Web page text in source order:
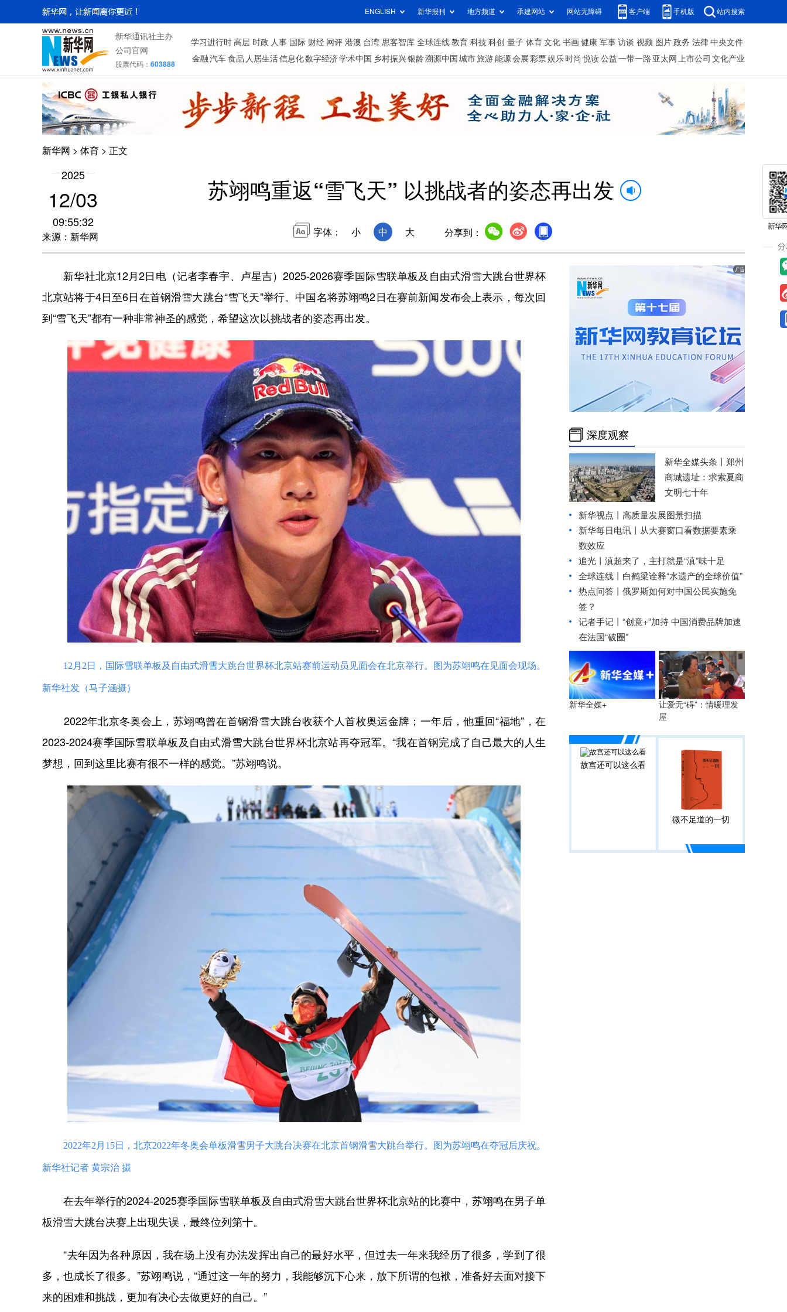
ENGLISH 新华报刊 地方频道 承建网站 网站无障碍 客户端 手机版 站内搜索
新华通讯社主办
公司官网
股票代码： 603888
学习进行时 高层 时政 人事 国际 财经 网评 港澳 台湾 思客智库 全球连线 教育 科技 科创 量子 体育 文化 书画 健康 军事 访谈 视频 图片 政务 法律 中央文件
金融 汽车 食品 人居生活信息化数字经济学术中国 乡村振兴银龄溯源中国 城市旅游 能源 会展 彩票娱乐 时尚 悦读 公益 一带一路 亚太网 上市公司 文化产业
新华网 > 体育 > 正文
2025
12/03
09:55:32
来源：新华网
苏翊鸣重返“雪飞天” 以挑战者的姿态再出发
字体： 小 中 大 分享到：
新华社北京12月2日电（记者李春宇、卢星吉）2025-2026赛季国际雪联单板及自由式滑雪大跳台世界杯
北京站将于4日至6日在首钢滑雪大跳台“雪飞天”举行。中国名将苏翊鸣2日在赛前新闻发布会上表示，每次回
到“雪飞天”都有一种非常神圣的感觉，希望这次以挑战者的姿态再出发。
12月2日，国际雪联单板及自由式滑雪大跳台世界杯北京站赛前运动员见面会在北京举行。图为苏翊鸣在见面会现场。
新华社发（马子涵摄）
2022年北京冬奥会上，苏翊鸣曾在首钢滑雪大跳台收获个人首枚奥运金牌；一年后，他重回“福地”，在
2023-2024赛季国际雪联单板及自由式滑雪大跳台世界杯北京站再夺冠军。“我在首钢完成了自己最大的人生
梦想，回到这里比赛有很不一样的感觉。”苏翊鸣说。
2022年2月15日，北京2022年冬奥会单板滑雪男子大跳台决赛在北京首钢滑雪大跳台举行。图为苏翊鸣在夺冠后庆祝。
新华社记者 黄宗治 摄
在去年举行的2024-2025赛季国际雪联单板及自由式滑雪大跳台世界杯北京站的比赛中，苏翊鸣在男子单
板滑雪大跳台决赛上出现失误，最终位列第十。
“去年因为各种原因，我在场上没有办法发挥出自己的最好水平，但过去一年来我经历了很多，学到了很
多，也成长了很多。”苏翊鸣说，“通过这一年的努力，我能够沉下心来，放下所谓的包袱，准备好去面对接下
来的困难和挑战，更加有决心去做更好的自己。”
深度观察
新华全媒头条丨 郑州
商城遗址：求索夏商
文明七十年
新华视点丨 高质量发展图景扫描
新华每日电讯丨
从大赛窗口看数据要素乘
数效应
追光丨 滇超来了，主打就是“滇”味十足
全球连线丨 白鹤梁诠释“水遗产的全球价值”
热点问答丨俄罗斯如何对中国公民实施免
签？
记者手记丨“创意+”加持 中国消费品牌加速
在法国“破圈”
新华全媒+
让爱无“碍”：情暖理发
屋
故宫还可以这么看
微不足道的一切